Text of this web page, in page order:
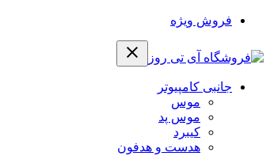
فروش ویژه
جانبی کامپیوتر
موس
موس پد
کیبرد
هدست و هدفون